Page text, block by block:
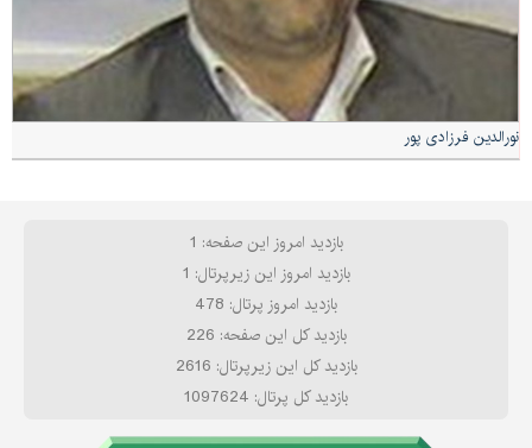
نورالدین فرزادی پور
بازدید امروز این صفحه: 1
بازدید امروز این زیرپرتال: 1
بازدید امروز پرتال: 478
بازدید کل این صفحه: 226
بازدید کل این زیرپرتال: 2616
بازدید کل پرتال: 1097624